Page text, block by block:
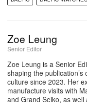
garantire la
BGW9 alle sfere
oltre che agli indici
A muovere questo
movimento Swiss
meccanico a carica
Zoe Leung
Senior Editor
Zoe Leung is a Senior
shaping the
culture since 2023. Her
manufacture visits with
and Grand Seiko, as